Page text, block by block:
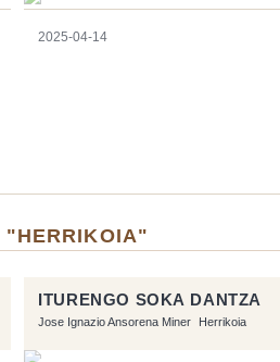
2025-04-14
"HERRIKOIA"
ITURENGO SOKA DANTZA
Jose Ignazio Ansorena Miner Herrikoia